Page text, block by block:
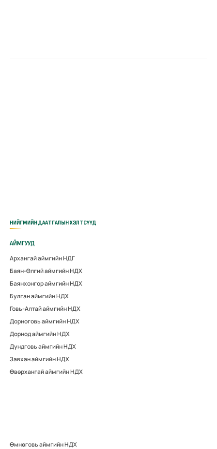
НИЙГМИЙН ДААТГАЛЫН ХЭЛТСҮҮД
АЙМГУУД
Архангай аймгийн НДГ
Баян-Өлгий аймгийн НДХ
Баянхонгор аймгийн НДХ
Булган аймгийн НДХ
Говь-Алтай аймгийн НДХ
Дорноговь аймгийн НДХ
Дорнод аймгийн НДХ
Дундговь аймгийн НДХ
Завхан аймгийн НДХ
Өвөрхангай аймгийн НДХ
Өмнөговь аймгийн НДХ